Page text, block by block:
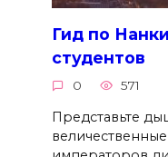
Гид по
студентов
0 571
Представьте